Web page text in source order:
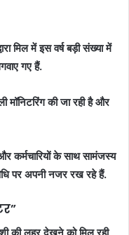
मिल में इस वर्ष बड़ी संख्या में
गए हैं.
मॉनिटरिंग की जा रही है और
कर्मचारियों के साथ सामंजस्य
पर अपनी नजर रख रहे हैं.